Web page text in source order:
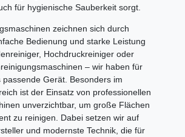
für hygienische Sauberkeit sorgt.
zeichnen sich durch
Bedienung und starke Leistung
Hochdruckreiniger oder
– wir haben für
passende Gerät. Besonders im
ist der Einsatz von professionellen
unverzichtbar, um große Flächen
zu reinigen. Dabei setzen wir auf
und modernste Technik, die für